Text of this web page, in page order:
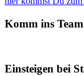
Komm ins
Einsteigen bei